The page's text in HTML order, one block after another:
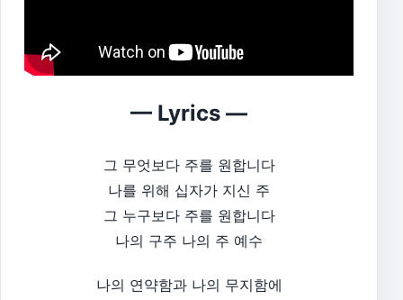
— Lyrics —
그 무엇보다 주를 원합니다
나를 위해 십자가 지신 주
그 누구보다 주를 원합니다
나의 구주 나의 주 예수
나의 연약함과 나의 무지함에